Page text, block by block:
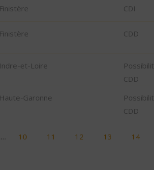
CDI
CDD
et-Loire
CDD
Garonne
CDD
… 10 11 12 13 14